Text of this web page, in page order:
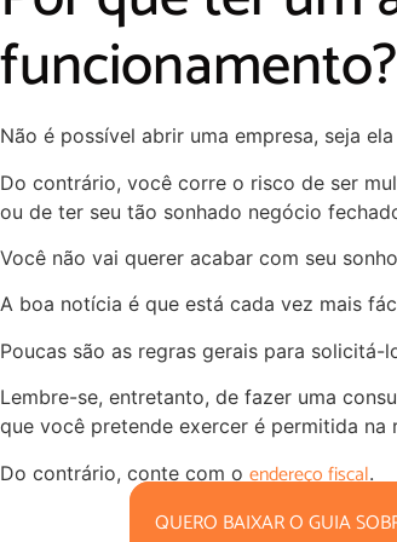
funcionamento?
Não é possível abrir uma empresa, seja
Do contrário, você corre o risco de ser
ou de ter seu tão sonhado negócio
Você não vai querer acabar com seu
A boa notícia é que está cada vez mais
Poucas são as regras gerais para solicitá-
Lembre-se, entretanto, de fazer uma
que você pretende exercer é permitida na
Do contrário, conte com o endereço fiscal.
QUERO BAIXAR O GUIA